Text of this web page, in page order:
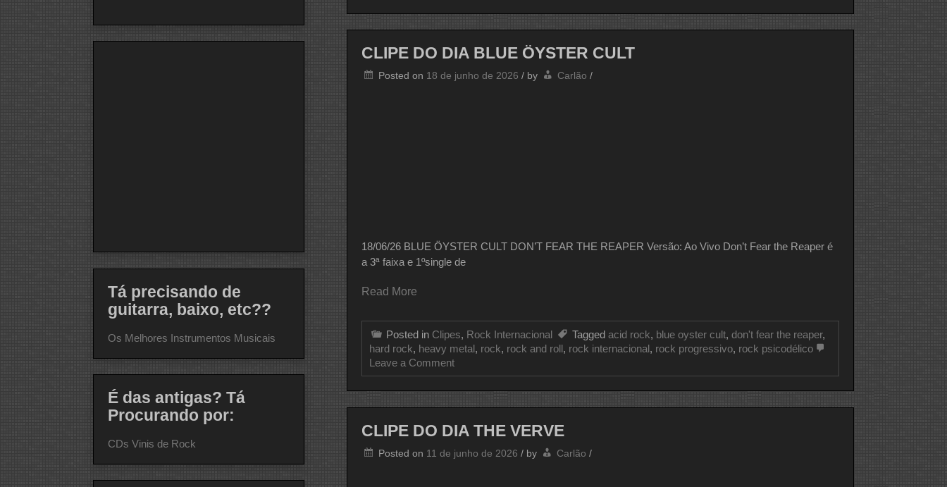
BILLY
IDOL
CLIPE DO DIA BLUE ÖYSTER CULT
Posted on 18 de junho de 2026 / by Carlão /
18/06/26 BLUE ÖYSTER CULT DON’T FEAR THE REAPER Versão: Ao Vivo Don’t Fear the Reaper é
a 3ª faixa e 1ºsingle de
Read More
Posted in Clipes, Rock Internacional Tagged acid rock, blue oyster cult, don't fear the reaper,
hard rock, heavy metal, rock, rock and roll, rock internacional, rock progressivo, rock psicodélico
Leave a Commenton
CLIPE
BLUE
CULT
CLIPE DO DIA THE VERVE
Posted on 11 de junho de 2026 / by Carlão /
Tá precisando de
guitarra, baixo, etc??
Os Melhores Instrumentos Musicais
É das antigas? Tá
Procurando por:
CDs Vinis de Rock